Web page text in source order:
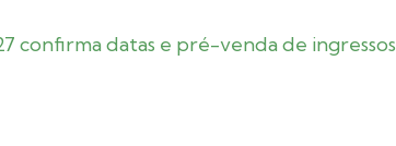
confirma datas e pré-venda de ingressos